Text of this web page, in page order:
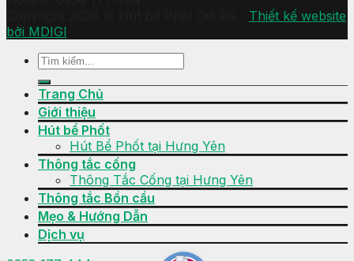
Thiết kế website
bởi MDIGI
Trang Chủ
Giới thiệu
Hút bể Phốt
Hút Bể Phốt tại Hưng Yên
Thông tắc cống
Thông Tắc Cống tại Hưng Yên
Thông tắc Bồn cầu
Mẹo & Hướng Dẫn
Dịch vụ